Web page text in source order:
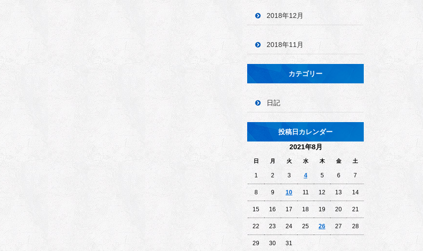
2018年12月
2018年11月
カテゴリー
日記
投稿日カレンダー
2021年8月
日 月 火 水 木 金 土
1 2 3 4 5 6 7
8 9 10 11 12 13 14
15 16 17 18 19 20 21
22 23 24 25 26 27 28
29 30 31